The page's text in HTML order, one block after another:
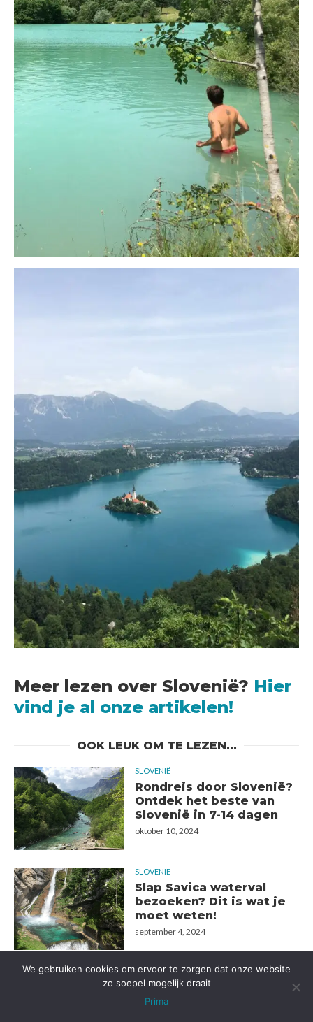
Meer lezen over Slovenië? Hier
vind je al onze artikelen!
OOK LEUK OM TE LEZEN...
SLOVENIË
Rondreis door Slovenië?
Ontdek het beste van
Slovenië in 7-14 dagen
oktober 10, 2024
SLOVENIË
Slap Savica waterval
bezoeken? Dit is wat je
moet weten!
september 4, 2024
SLOVENIË
De 5 Beste Hostels in
Bled
We gebruiken cookies om ervoor te zorgen dat onze website
zo soepel mogelijk draait
Prima